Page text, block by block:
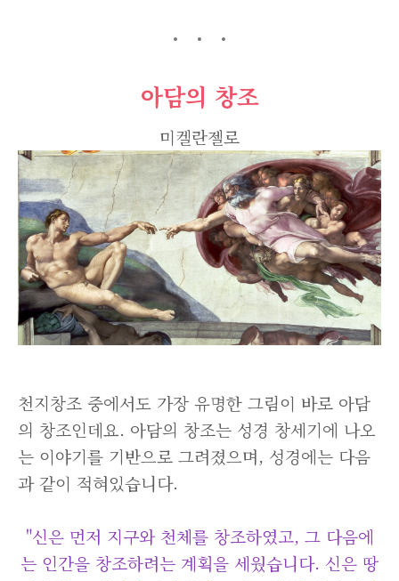
아담의 창조
미켈란젤로
천지창조 중에서도 가장 유명한 그림이 바로 아담
의 창조인데요. 아담의 창조는 성경 창세기에 나오
는 이야기를 기반으로 그려졌으며, 성경에는 다음
과 같이 적혀있습니다.
"신은 먼저 지구와 천체를 창조하였고, 그 다음에
는 인간을 창조하려는 계획을 세웠습니다. 신은 땅